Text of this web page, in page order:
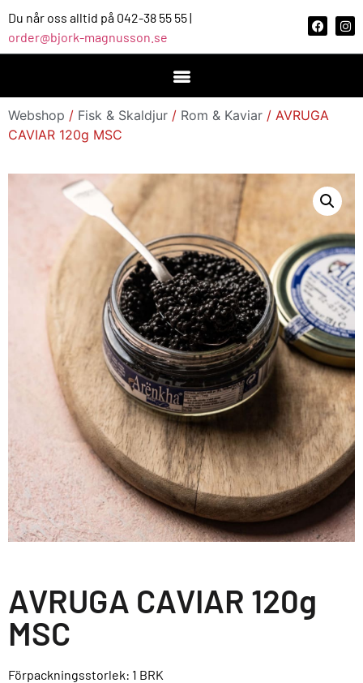
Du når oss alltid på 042-38 55 55 |
order@bjork-magnusson.se
Webshop / Fisk & Skaldjur / Rom & Kaviar / AVRUGA
CAVIAR 120g MSC
AVRUGA CAVIAR 120g
MSC
Förpackningsstorlek: 1 BRK